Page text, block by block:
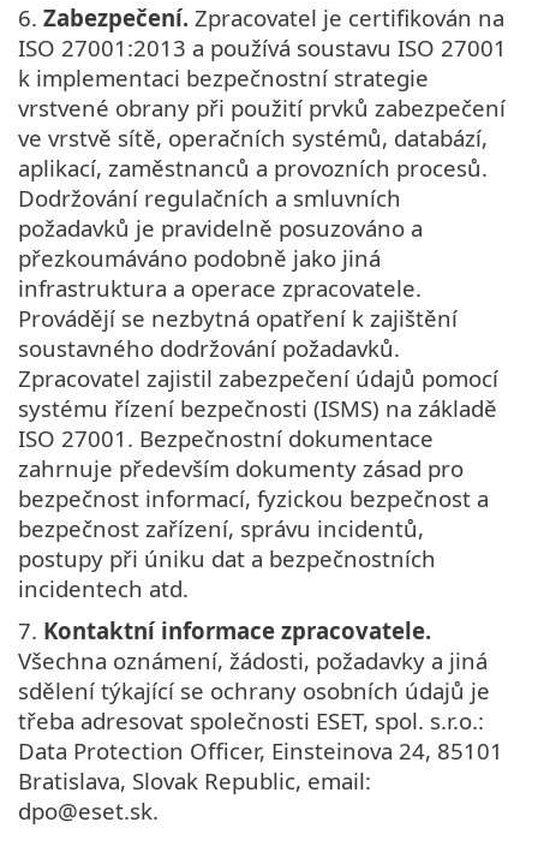
6. Zabezpečení. Zpracovatel je certifikován na
ISO 27001:2013 a používá soustavu ISO 27001
k implementaci bezpečnostní strategie
vrstvené obrany při použití prvků zabezpečení
ve vrstvě sítě, operačních systémů, databází,
aplikací, zaměstnanců a provozních procesů.
Dodržování regulačních a smluvních
požadavků je pravidelně posuzováno a
přezkoumáváno podobně jako jiná
infrastruktura a operace zpracovatele.
Provádějí se nezbytná opatření k zajištění
soustavného dodržování požadavků.
Zpracovatel zajistil zabezpečení údajů pomocí
systému řízení bezpečnosti (ISMS) na základě
ISO 27001. Bezpečnostní dokumentace
zahrnuje především dokumenty zásad pro
bezpečnost informací, fyzickou bezpečnost a
bezpečnost zařízení, správu incidentů,
postupy při úniku dat a bezpečnostních
incidentech atd.
7. Kontaktní informace zpracovatele.
Všechna oznámení, žádosti, požadavky a jiná
sdělení týkající se ochrany osobních údajů je
třeba adresovat společnosti ESET, spol. s.r.o.:
Data Protection Officer, Einsteinova 24, 85101
Bratislava, Slovak Republic, email:
dpo@eset.sk.